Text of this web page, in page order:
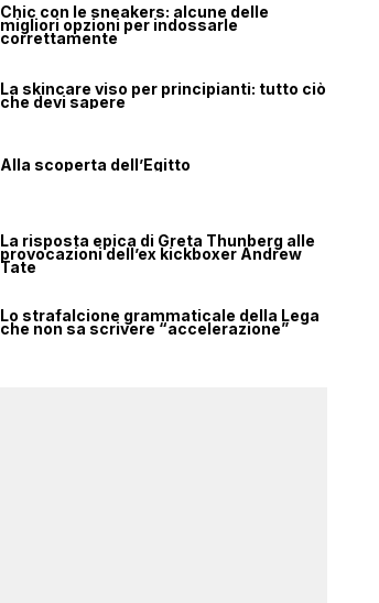
Chic con le sneakers: alcune delle
migliori opzioni per indossarle
correttamente
La skincare viso per principianti: tutto ciò
che devi sapere
Alla scoperta dell’Egitto
La risposta epica di Greta Thunberg alle
provocazioni dell’ex kickboxer Andrew
Tate
Lo strafalcione grammaticale della Lega
che non sa scrivere “accelerazione”